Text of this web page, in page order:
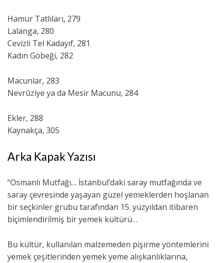
Hamur Tatlıları, 279
Lalanga, 280
Cevizli Tel Kadayıf, 281
Kadın Göbeği, 282
Macunlar, 283
Nevrûziye ya da Mesir Macunu, 284
Ekler, 288
Kaynakça, 305
Arka Kapak Yazısı
“Osmanlı Mutfağı… İstanbul’daki saray mutfağında ve
saray çevresinde yaşayan güzel yemeklerden hoşlanan
bir seçkinler grubu tarafından 15. yüzyıldan itibaren
biçimlendirilmiş bir yemek kültürü…
Bu kültür, kullanılan malzemeden pişirme yöntemlerini
yemek çeşitlerinden yemek yeme alışkanlıklarına,